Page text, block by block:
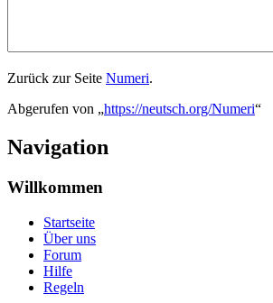
Zurück zur Seite Numeri.
Abgerufen von „https://neutsch.org/Numeri“
Navigation
Willkommen
Startseite
Über uns
Forum
Hilfe
Regeln